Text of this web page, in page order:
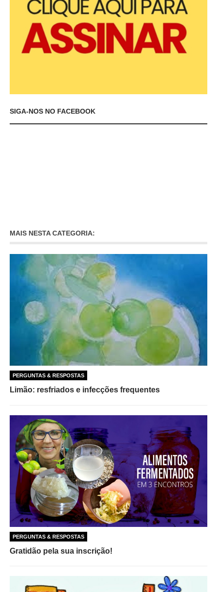
SIGA-NOS NO FACEBOOK
MAIS NESTA CATEGORIA:
PERGUNTAS & RESPOSTAS
Limão: resfriados e infecções frequentes
PERGUNTAS & RESPOSTAS
Gratidão pela sua inscrição!